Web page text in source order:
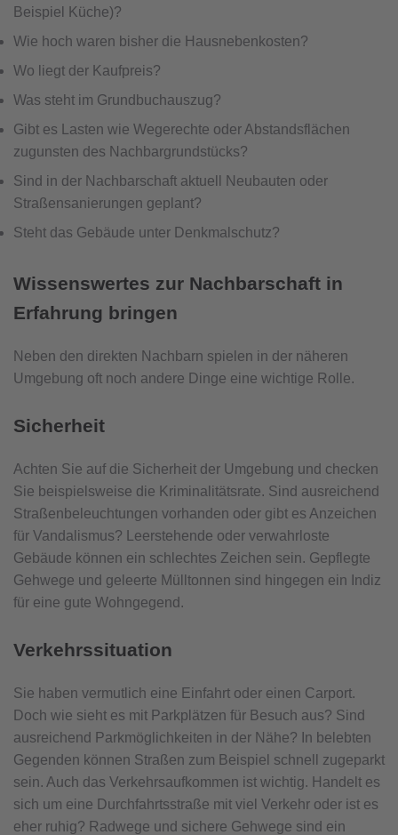
Beispiel Küche)?
Wie hoch waren bisher die Hausnebenkosten?
Wo liegt der Kaufpreis?
Was steht im Grundbuchauszug?
Gibt es Lasten wie Wegerechte oder Abstandsflächen
zugunsten des Nachbargrundstücks?
Sind in der Nachbarschaft aktuell Neubauten oder
Straßensanierungen geplant?
Steht das Gebäude unter Denkmalschutz?
Wissenswertes zur Nachbarschaft in
Erfahrung bringen
Neben den direkten Nachbarn spielen in der näheren
Umgebung oft noch andere Dinge eine wichtige Rolle.
Sicherheit
Achten Sie auf die Sicherheit der Umgebung und checken
Sie beispielsweise die Kriminalitätsrate. Sind ausreichend
Straßenbeleuchtungen vorhanden oder gibt es Anzeichen
für Vandalismus? Leerstehende oder verwahrloste
Gebäude können ein schlechtes Zeichen sein. Gepflegte
Gehwege und geleerte Mülltonnen sind hingegen ein Indiz
für eine gute Wohngegend.
Verkehrssituation
Sie haben vermutlich eine Einfahrt oder einen Carport.
Doch wie sieht es mit Parkplätzen für Besuch aus? Sind
ausreichend Parkmöglichkeiten in der Nähe? In belebten
Gegenden können Straßen zum Beispiel schnell zugeparkt
sein. Auch das Verkehrsaufkommen ist wichtig. Handelt es
sich um eine Durchfahrtsstraße mit viel Verkehr oder ist es
eher ruhig? Radwege und sichere Gehwege sind ein